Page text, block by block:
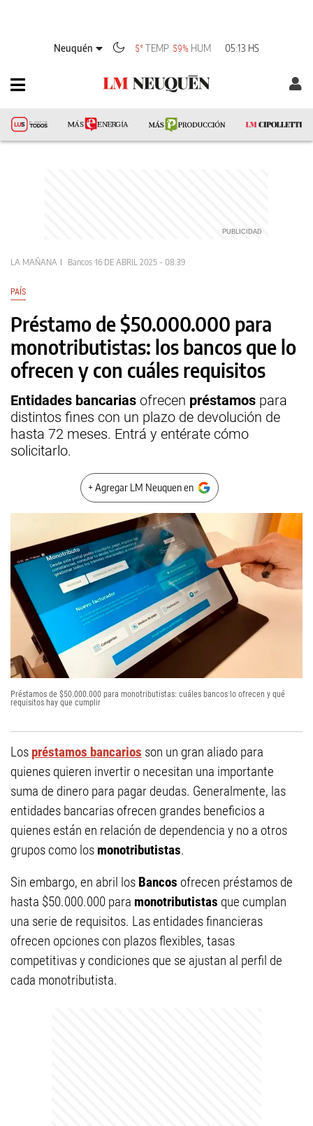
Neuquén 5° TEMP 59% HUM 05:13 HS
LA MAÑANA Bancos 16 DE ABRIL 2025 - 08:39
PAÍS
Préstamo de $50.000.000 para
monotributistas: los bancos que lo
ofrecen y con cuáles requisitos
Entidades bancarias ofrecen préstamos para
distintos fines con un plazo de devolución de
hasta 72 meses. Entrá y entérate cómo
solicitarlo.
+ Agregar LM Neuquen en
Préstamos de $50.000.000 para monotributistas: cuáles bancos lo ofrecen y qué
requisitos hay que cumplir
Los préstamos bancarios son un gran aliado para
quienes quieren invertir o necesitan una importante
suma de dinero para pagar deudas. Generalmente, las
entidades bancarias ofrecen grandes beneficios a
quienes están en relación de dependencia y no a otros
grupos como los monotributistas.
Sin embargo, en abril los Bancos ofrecen préstamos de
hasta $50.000.000 para monotributistas que cumplan
una serie de requisitos. Las entidades financieras
ofrecen opciones con plazos flexibles, tasas
competitivas y condiciones que se ajustan al perfil de
cada monotributista.